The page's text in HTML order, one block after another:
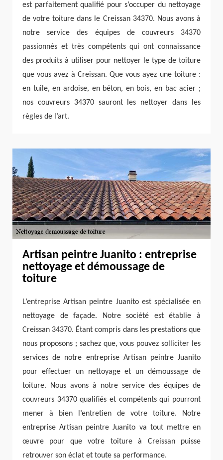
est parfaitement qualifié pour s’occuper du nettoyage
de votre toiture dans le Creissan 34370. Nous avons à
notre service des équipes de couvreurs 34370
passionnés et très compétents qui ont connaissance
des produits à utiliser pour nettoyer le type de toiture
que vous avez à Creissan. Que vous ayez une toiture :
en tuile, en ardoise, en béton, en bois, en bac acier ;
nos couvreurs 34370 sauront les nettoyer dans les
règles de l’art.
Artisan peintre Juanito : entreprise
nettoyage et démoussage de
toiture
L’entreprise Artisan peintre Juanito est spécialisée en
nettoyage de façade. Notre société est établie à
Creissan 34370. Étant compris dans les prestations que
nous proposons ; sachez que, vous pouvez solliciter les
services de notre entreprise Artisan peintre Juanito
pour effectuer un nettoyage et un démoussage de
toiture. Nous avons à notre service des équipes de
couvreurs 34370 qualifiés et compétents qui pourront
mener à bien l’entretien de votre toiture. Notre
entreprise Artisan peintre Juanito va tout mettre en
œuvre pour que votre toiture à Creissan puisse
retrouver son éclat et toute sa performance.